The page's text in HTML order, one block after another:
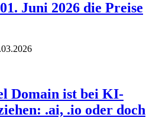
Juni 2026 die Preise
Domain ist bei KI-
.ai, .io oder doch